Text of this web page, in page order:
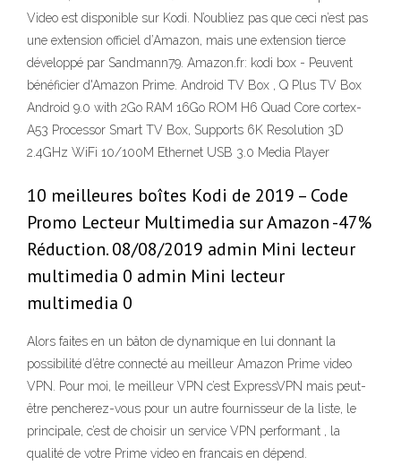
Video est disponible sur Kodi. N’oubliez pas que ceci n’est pas
une extension officiel d’Amazon, mais une extension tierce
développé par Sandmann79. Amazon.fr: kodi box - Peuvent
bénéficier d'Amazon Prime. Android TV Box , Q Plus TV Box
Android 9.0 with 2Go RAM 16Go ROM H6 Quad Core cortex-
A53 Processor Smart TV Box, Supports 6K Resolution 3D
2.4GHz WiFi 10/100M Ethernet USB 3.0 Media Player
10 meilleures boîtes Kodi de 2019 – Code
Promo Lecteur Multimedia sur Amazon -47%
Réduction. 08/08/2019 admin Mini lecteur
multimedia 0 admin Mini lecteur
multimedia 0
Alors faites en un bâton de dynamique en lui donnant la
possibilité d’être connecté au meilleur Amazon Prime video
VPN. Pour moi, le meilleur VPN c’est ExpressVPN mais peut-
être pencherez-vous pour un autre fournisseur de la liste, le
principale, c’est de choisir un service VPN performant , la
qualité de votre Prime video en francais en dépend.